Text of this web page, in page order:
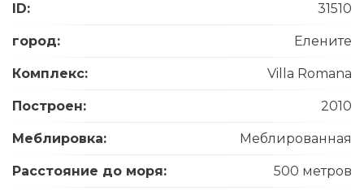
ID: 31510
город: Елените
Комплекс: Villa Romana
Построен: 2010
Меблировка: Меблированная
Расстояние до моря: 500 метров